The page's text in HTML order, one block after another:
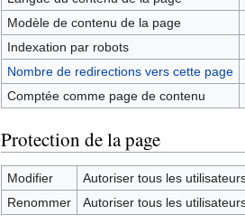
Modèle de contenu de la page
Indexation par robots
Nombre de redirections vers cette page
Comptée comme page de contenu
Protection de la page
Modifier
Autoriser tous les
Renommer
Autoriser tous les